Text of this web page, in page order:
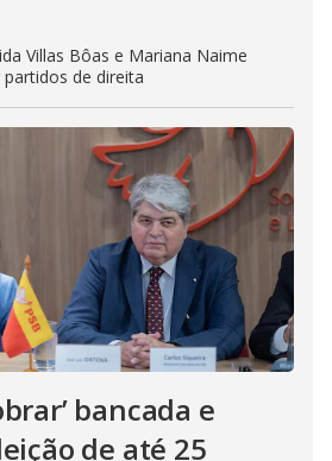
Villas Bôas e Mariana Naime
de direita
bancada e
de até 25